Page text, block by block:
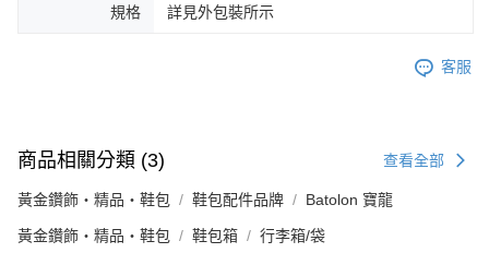
規格 詳見外包裝所示
客服
商品相關分類 (3) 查看全部
黃金鑽飾・精品・鞋包 鞋包配件品牌 Batolon 寶龍
黃金鑽飾・精品・鞋包 鞋包箱 行李箱/袋